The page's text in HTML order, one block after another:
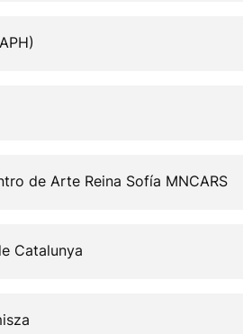
de Arte Reina Sofía MNCARS
Catalunya